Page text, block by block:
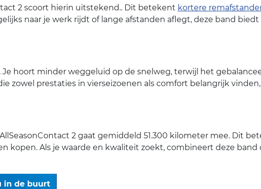
2 scoort hierin uitstekend.. Dit betekent kortere
naar je werk rijdt of lange afstanden aflegt, deze band
hoort minder weggeluid op de snelweg, terwijl het
zowel prestaties in vierseizoenen als comfort belangrijk
2 gaat gemiddeld 51.300 kilometer mee. Dit
kopen. Als je waarde en kwaliteit zoekt, combineert deze band
in de buurt